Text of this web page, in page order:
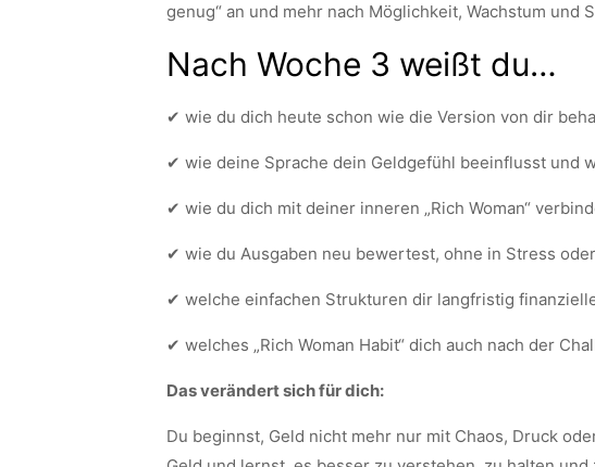
genug“ an und mehr nach Möglichkeit, Wachstum und
Nach Woche 3 weißt du…
✔ wie du dich heute schon wie die Version von dir
✔ wie deine Sprache dein Geldgefühl beeinflusst und
✔ wie du dich mit deiner inneren „Rich Woman“
✔ wie du Ausgaben neu bewertest, ohne in Stress
✔ welche einfachen Strukturen dir langfristig
✔ welches „Rich Woman Habit“ dich auch nach der
Das verändert sich für dich:
Du beginnst, Geld nicht mehr nur mit Chaos, Druck